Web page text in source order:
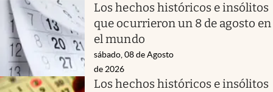
Los hechos históricos e insólitos
que ocurrieron un 8 de agosto en
el mundo
sábado, 08 de Agosto
de 2026
Los hechos históricos e insólitos